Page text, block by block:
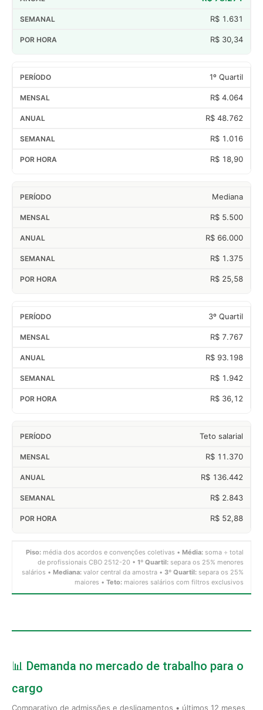
R$ 1.631
R$ 30,34
1º Quartil
R$ 4.064
R$ 48.762
R$ 1.016
R$ 18,90
Mediana
R$ 5.500
R$ 66.000
R$ 1.375
R$ 25,58
3º Quartil
R$ 7.767
R$ 93.198
R$ 1.942
R$ 36,12
Teto salarial
R$ 11.370
R$ 136.442
R$ 2.843
R$ 52,88
Piso: média dos acordos e convenções coletivas • Média: soma ÷ total
de profissionais CBO 2512-20 • 1º Quartil: separa os 25% menores
salários • Mediana: valor central da amostra • 3º Quartil: separa os 25%
maiores • Teto: maiores salários com filtros exclusivos
📊 Demanda no mercado de trabalho para o
cargo
Comparativo de admissões e desligamentos • últimos 12 meses